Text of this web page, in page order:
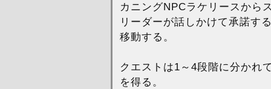
カニングNPCラケリースから
リーダーが話しかけて承諾す
移動する。
クエストは1～4段階に分かれ
を得る。